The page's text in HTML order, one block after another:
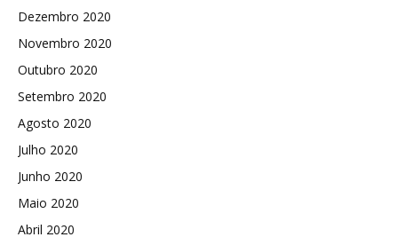
Dezembro 2020
Novembro 2020
Outubro 2020
Setembro 2020
Agosto 2020
Julho 2020
Junho 2020
Maio 2020
Abril 2020